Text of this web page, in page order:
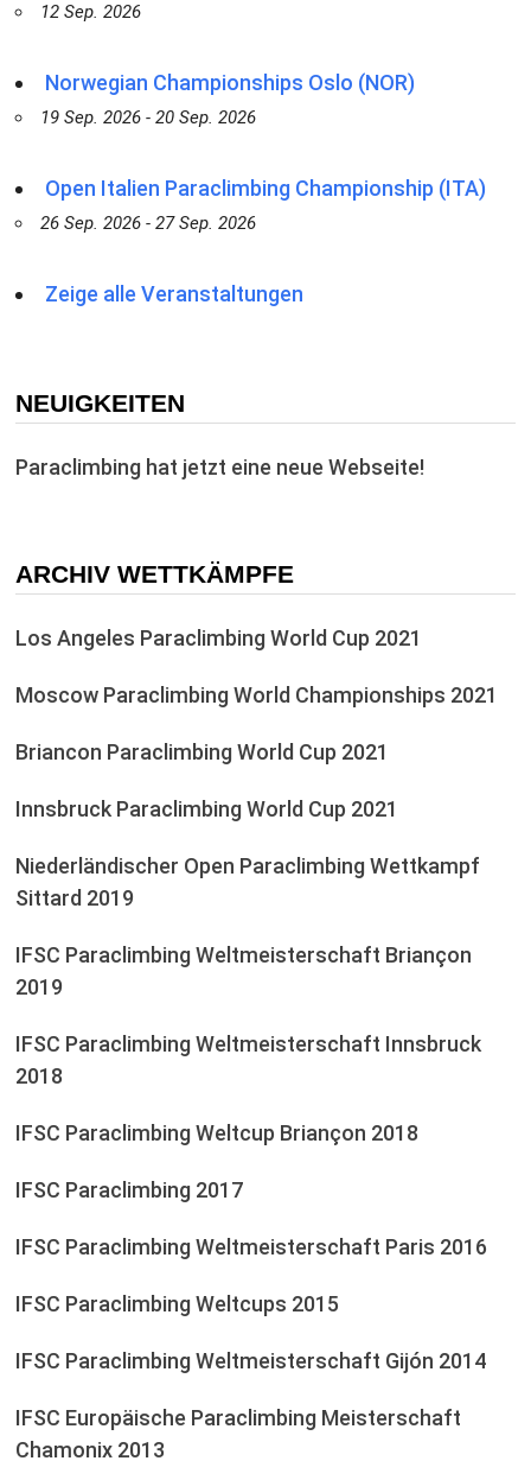
12 Sep. 2026
Norwegian Championships Oslo (NOR)
19 Sep. 2026 - 20 Sep. 2026
Open Italien Paraclimbing Championship (ITA)
26 Sep. 2026 - 27 Sep. 2026
Zeige alle Veranstaltungen
NEUIGKEITEN
Paraclimbing hat jetzt eine neue Webseite!
ARCHIV WETTKÄMPFE
Los Angeles Paraclimbing World Cup 2021
Moscow Paraclimbing World Championships 2021
Briancon Paraclimbing World Cup 2021
Innsbruck Paraclimbing World Cup 2021
Niederländischer Open Paraclimbing Wettkampf
Sittard 2019
IFSC Paraclimbing Weltmeisterschaft Briançon
2019
IFSC Paraclimbing Weltmeisterschaft Innsbruck
2018
IFSC Paraclimbing Weltcup Briançon 2018
IFSC Paraclimbing 2017
IFSC Paraclimbing Weltmeisterschaft Paris 2016
IFSC Paraclimbing Weltcups 2015
IFSC Paraclimbing Weltmeisterschaft Gijón 2014
IFSC Europäische Paraclimbing Meisterschaft
Chamonix 2013